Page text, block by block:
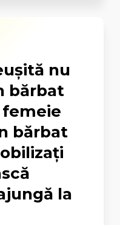
nu
bărbat
bărbat
la